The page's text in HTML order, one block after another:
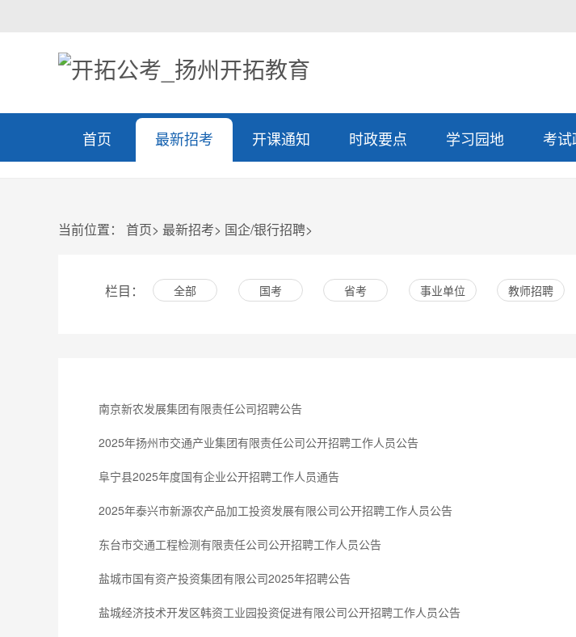
首页 最新招考 开课通知 时政要点 学习园地 考
当前位置： 首页> 最新招考> 国企/银行招聘>
栏目： 全部 国考 省考 事业单位 教师招聘
南京新农发展集团有限责任公司招聘公告
2025年扬州市交通产业集团有限责任公司公开招聘工作人员公告
阜宁县2025年度国有企业公开招聘工作人员通告
2025年泰兴市新源农产品加工投资发展有限公司公开招聘工作人员公告
东台市交通工程检测有限责任公司公开招聘工作人员公告
盐城市国有资产投资集团有限公司2025年招聘公告
盐城经济技术开发区韩资工业园投资促进有限公司公开招聘工作人员公告